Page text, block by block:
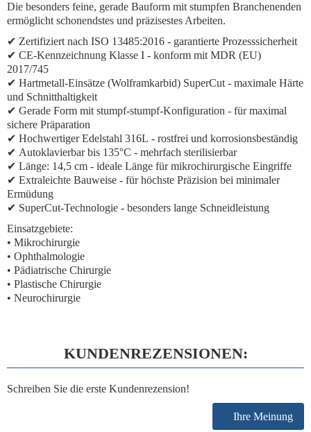
Die besonders feine, gerade Bauform mit stumpfen Branchenenden
ermöglicht schonendstes und präzisestes Arbeiten.
✔ Zertifiziert nach ISO 13485:2016 - garantierte Prozesssicherheit
✔ CE-Kennzeichnung Klasse I - konform mit MDR (EU)
2017/745
✔ Hartmetall-Einsätze (Wolframkarbid) SuperCut - maximale Härte
und Schnitthaltigkeit
✔ Gerade Form mit stumpf-stumpf-Konfiguration - für maximal
sichere Präparation
✔ Hochwertiger Edelstahl 316L - rostfrei und korrosionsbeständig
✔ Autoklavierbar bis 135°C - mehrfach sterilisierbar
✔ Länge: 14,5 cm - ideale Länge für mikrochirurgische Eingriffe
✔ Extraleichte Bauweise - für höchste Präzision bei minimaler
Ermüdung
✔ SuperCut-Technologie - besonders lange Schneidleistung
Einsatzgebiete:
• Mikrochirurgie
• Ophthalmologie
• Pädiatrische Chirurgie
• Plastische Chirurgie
• Neurochirurgie
KUNDENREZENSIONEN:
Schreiben Sie die erste Kundenrezension!
Ihre Meinung